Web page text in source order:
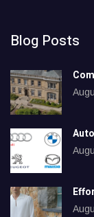
Blog Posts